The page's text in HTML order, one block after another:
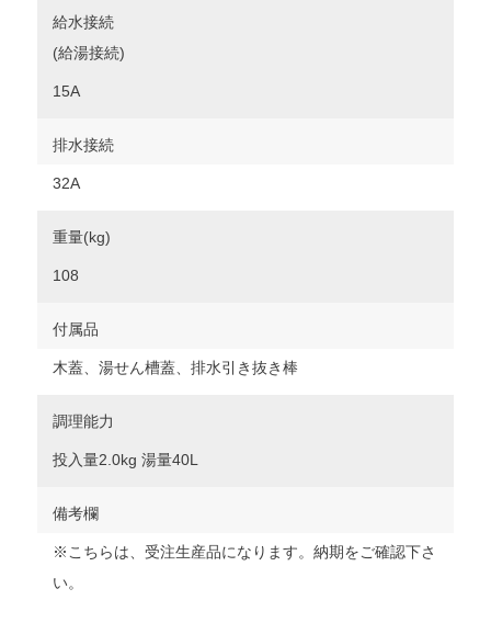
給水接続
(給湯接続)
15A
排水接続
32A
重量(kg)
108
付属品
木蓋、湯せん槽蓋、排水引き抜き棒
調理能力
投入量2.0kg 湯量40L
備考欄
※こちらは、受注生産品になります。納期をご確認下さ
い。